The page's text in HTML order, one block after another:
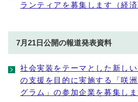
ランティアを募集します（経済
7月21日公開の報道発表資料
社会実装をテーマとした新し
の支援を目的に実施する「咲
グラム」の参加企業を募集し